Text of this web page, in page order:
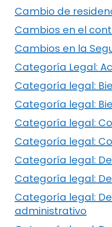
Cambio de
Cambios en el
Cambios en la
Categoría Legal:
Categoría legal:
Categoría legal:
Categoría legal:
Categoría legal:
Categoría legal:
Categoría legal:
Categoría legal:
administrativo